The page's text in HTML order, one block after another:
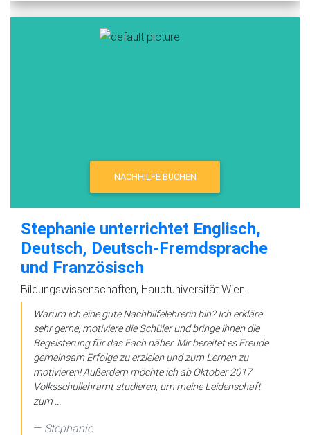
NACHHILFE BUCHEN
Stephanie unterrichtet Englisch,
Deutsch, Deutsch-Fremdsprache
und Französisch
Bildungswissenschaften, Hauptuniversität Wien
Warum ich eine gute Nachhilfelehrerin bin? Ich erkläre
sehr gerne, motiviere die Schüler und bringe ihnen die
Begeisterung für das Fach näher. Mir bereitet es Freude
gemeinsam Erfolge zu erzielen und zum Lernen zu
motivieren! Außerdem möchte ich ab Oktober 2017
Volksschullehramt studieren, um meine Leidenschaft
zum ...
Stephanie